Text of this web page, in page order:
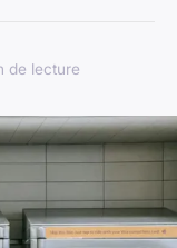
de lecture